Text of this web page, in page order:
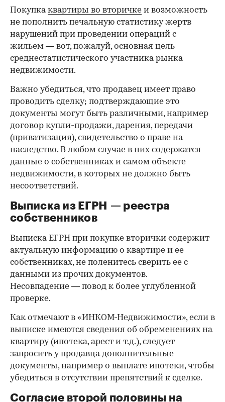
Покупкаквартиры во вторичке и возможность
не пополнить печальную статистику жертв
нарушений при проведении операций с
жильем — вот, пожалуй, основная цель
среднестатистического участника рынка
недвижимости.
Важно убедиться, что продавец имеет право
проводить сделку; подтверждающие это
документы могут быть различными, например
договор купли-продажи, дарения, передачи
(приватизация), свидетельство о праве на
наследство. В любом случае в них содержатся
данные о собственниках и самом объекте
недвижимости, в которых не должно быть
несоответствий.
Выписка из ЕГРН — реестра
собственников
Выписка ЕГРН при покупке вторички содержит
актуальную информацию о квартире и ее
собственниках, не поленитесь сверить ее с
данными из прочих документов.
Несовпадение — повод к более углубленной
проверке.
Как отмечают в «ИНКОМ-Недвижимости», если в
выписке имеются сведения об обременениях на
квартиру (ипотека, арест и т.д.), следует
запросить у продавца дополнительные
документы, например о выплате ипотеки, чтобы
убедиться в отсутствии препятствий к сделке.
Согласие второй половины на